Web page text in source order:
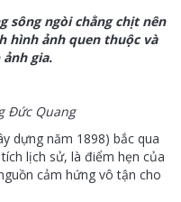
sông ngòi chằng chịt nên
hình ảnh quen thuộc và
gia.
Đức Quang
dựng năm 1898) bắc qua
lịch sử, là điểm hẹn của
cảm hứng vô tận cho